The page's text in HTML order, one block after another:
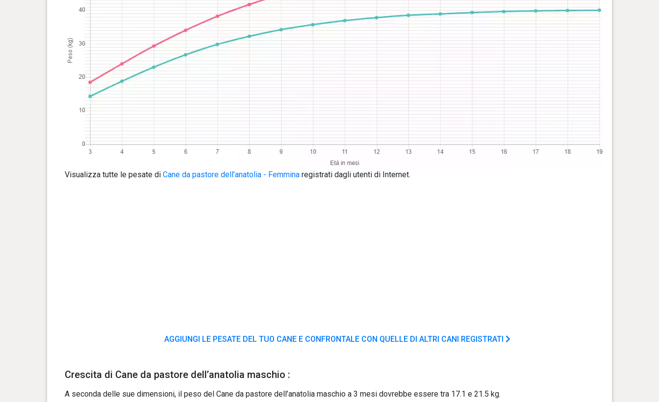
Visualizza tutte le pesate di Cane da pastore dell’anatolia - Femminaregistrati dagli utenti di Internet.
AGGIUNGI LE PESATE DEL TUO CANE E CONFRONTALE CON QUELLE DI ALTRI CANI REGISTRATI
Crescita di Cane da pastore dell’anatolia maschio :
A seconda delle sue dimensioni, il peso del Cane da pastore dell’anatolia maschio a 3 mesi dovrebbe essere tra 17.1 e 21.5 kg.